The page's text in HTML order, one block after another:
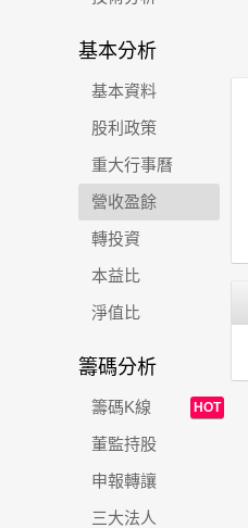
基本分析
基本資料
股利政策
重大行事曆
營收盈餘
轉投資
本益比
淨值比
籌碼分析
籌碼K線 HOT
董監持股
申報轉讓
三大法人